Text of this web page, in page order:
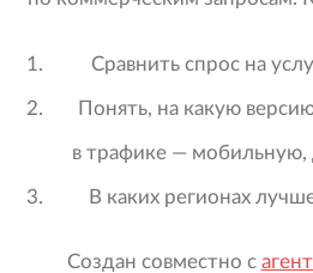
Сравнить спрос на
Понять, на какую
в трафике — мобильную,
В каких регионах
Создан совместно с